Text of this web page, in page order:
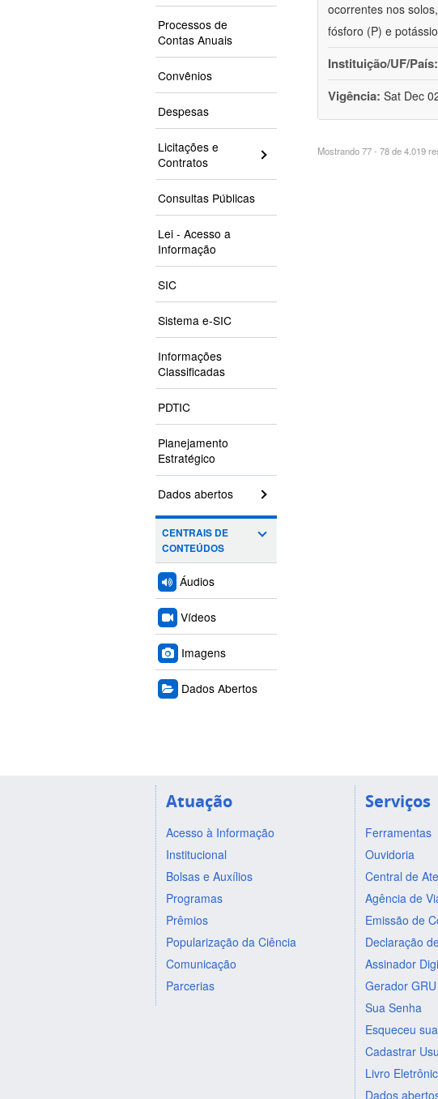
Processos de
Contas Anuais
Convênios
Despesas
Licitações e
Contratos
Consultas Públicas
Lei - Acesso a
Informação
SIC
Sistema e-SIC
Informações
Classificadas
PDTIC
Planejamento
Estratégico
Dados abertos
CENTRAIS DE
CONTEÚDOS
Áudios
Vídeos
Imagens
Dados Abertos
ocorrentes nos
fósforo (P) e
Instituição/UF/País:
Vigência: Sat Dec
Mostrando 77 - 78 de 4.019
Atuação
Acesso à Informação
Institucional
Bolsas e Auxílios
Programas
Prêmios
Popularização da Ciência
Comunicação
Parcerias
Serviços
Ferramentas
Ouvidoria
Central de
Agência de
Emissão de
Declaração
Assinador
Gerador GRU
Sua Senha
Esqueceu
Cadastrar
Livro
Dados